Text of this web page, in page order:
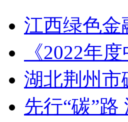
江西绿色金
《2022年
湖北荆州市
先行“碳”路